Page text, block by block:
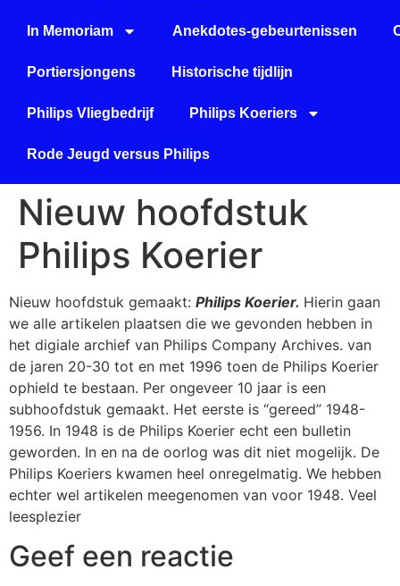
In Memoriam Anekdotes-gebeurtenissen
Portiersjongens Historische tijdlijn
Philips Vliegbedrijf Philips Koeriers
Rode Jeugd versus Philips
Nieuw hoofdstuk
Philips Koerier
Nieuw hoofdstuk gemaakt: Philips Koerier. Hierin gaan
we alle artikelen plaatsen die we gevonden hebben in
het digiale archief van Philips Company Archives. van
de jaren 20-30 tot en met 1996 toen de Philips Koerier
ophield te bestaan. Per ongeveer 10 jaar is een
subhoofdstuk gemaakt. Het eerste is “gereed” 1948-
1956. In 1948 is de Philips Koerier echt een bulletin
geworden. In en na de oorlog was dit niet mogelijk. De
Philips Koeriers kwamen heel onregelmatig. We hebben
echter wel artikelen meegenomen van voor 1948. Veel
leesplezier
Geef een reactie